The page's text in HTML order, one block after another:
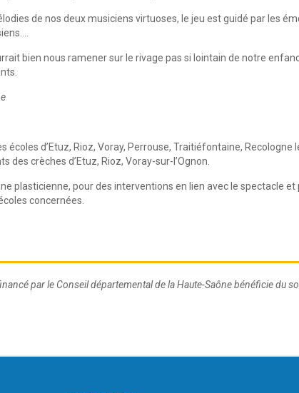
de nos deux musiciens virtuoses, le jeu est guidé par les
bien nous ramener sur le rivage pas si lointain de notre
écoles d’Etuz, Rioz, Voray, Perrouse, Traitiéfontaine,
crèches d’Etuz, Rioz, Voray-sur-l’Ognon.
plasticienne, pour des interventions en lien avec le spectacle
concernées.
par le Conseil départemental de la Haute-Saône bénéficie du